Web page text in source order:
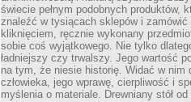
świecie pełnym podobnych produktów,
znaleźć w tysiącach sklepów i zamówić
kliknięciem, ręcznie wykonany
sobie coś wyjątkowego. Nie tylko
ładniejszy czy trwalszy. Jego wartość
na tym, że niesie historię. Widać w nim
człowieka, jego wprawę, cierpliwość i
myślenia o materiale. Drewniany stół